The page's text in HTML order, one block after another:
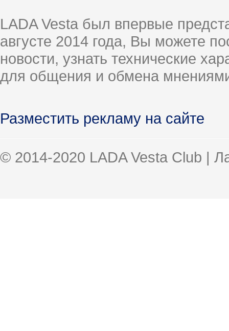
LADA Vesta был впервые
августе 2014 года, Вы можете
новости, узнать технические
для общения и обмена
Разместить рекламу на сайте
© 2014-2020 LADA Vesta Club |